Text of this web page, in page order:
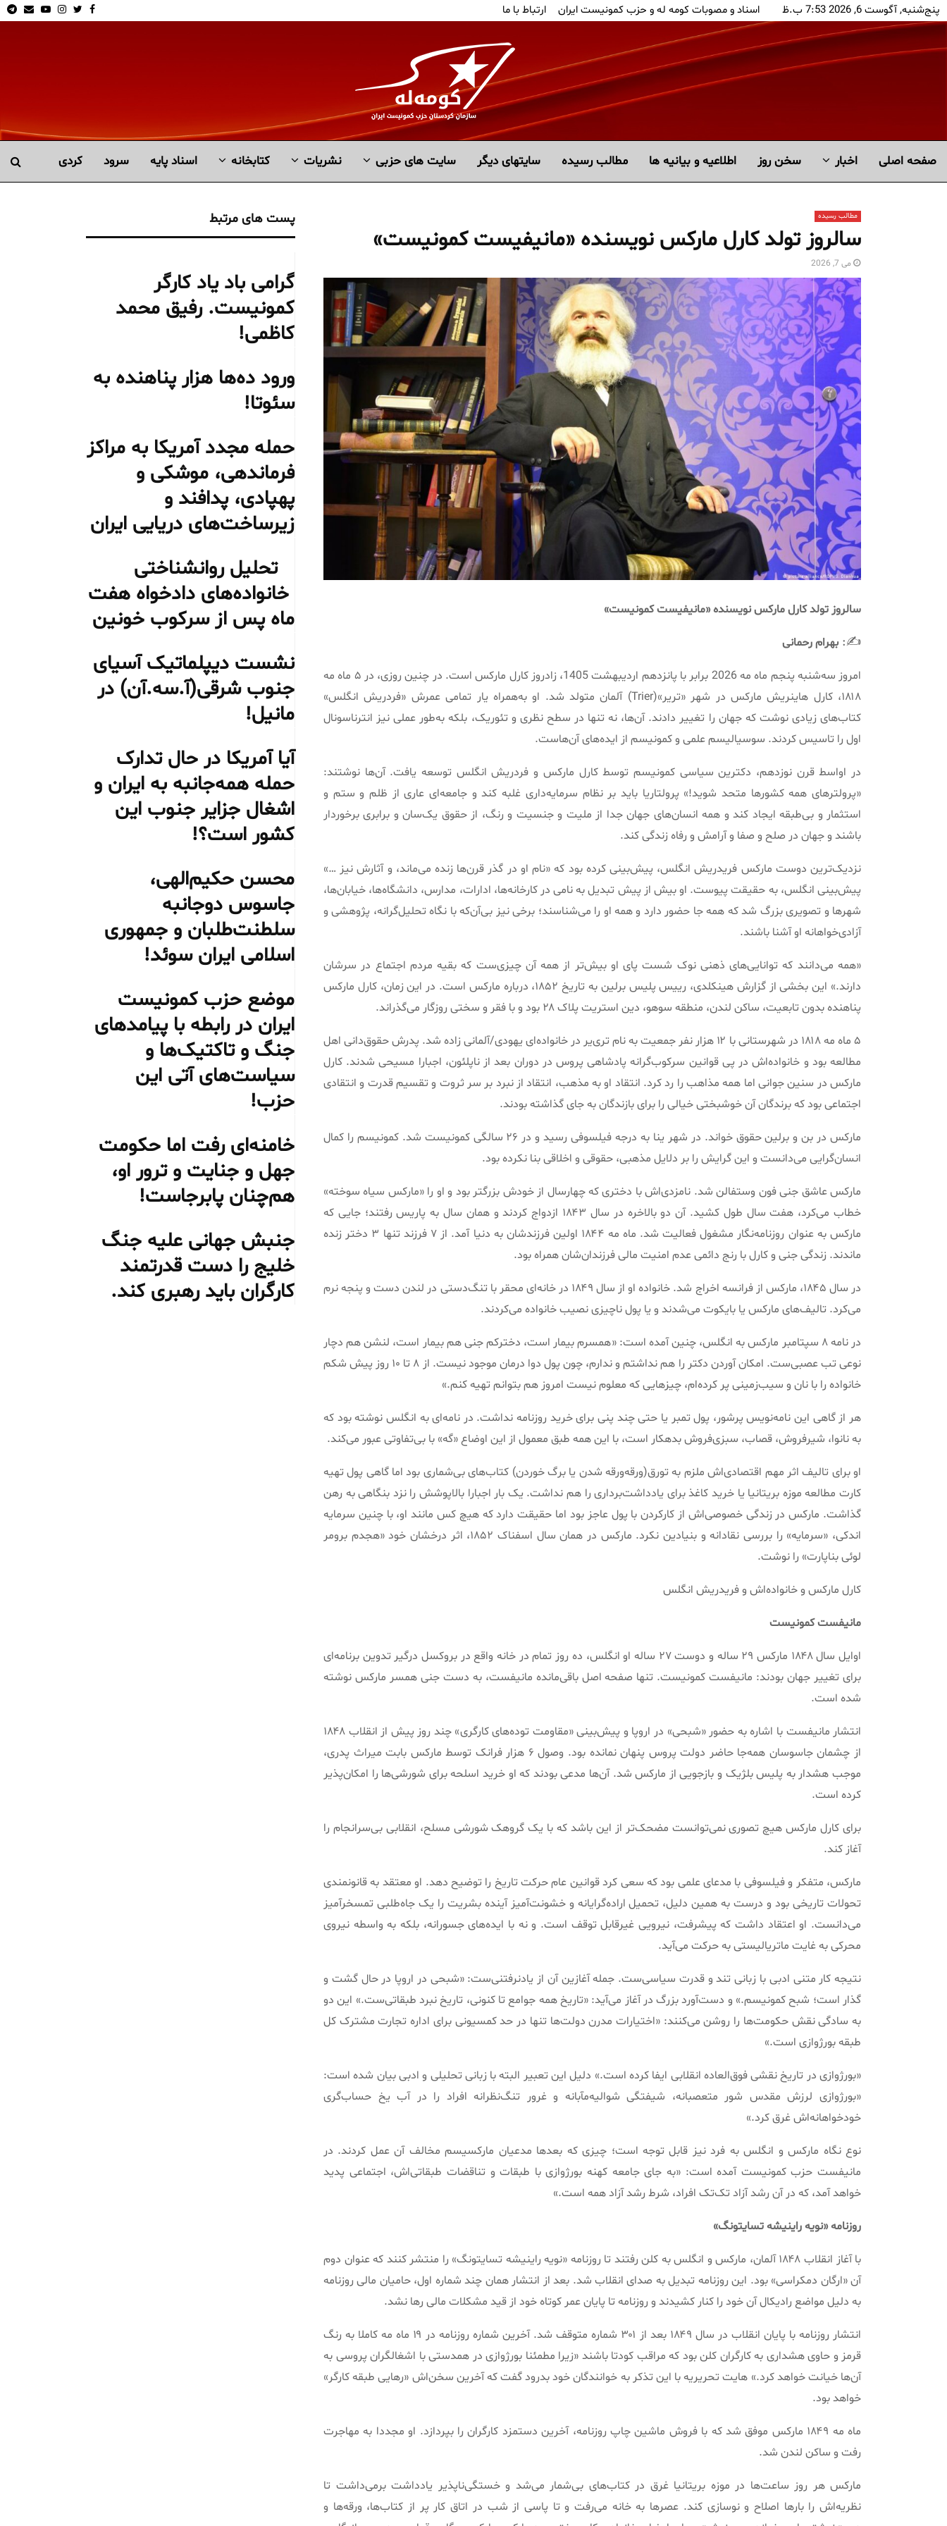
پنج‌شنبه, آگوست 6, 2026 7:53 ب.ظ اسناد و مصوبات کومه له و حزب کمونیست ایران ارتباط با ما Facebook
Twitter
Instagram
Youtube
Email
صفحه اصلی اخبار سخن روز اطلاعیه و بیانیه ها مطالب رسیده سايتهاى ديگر سایت های حزبی نشریات کتابخانە اسناد پایه سرود کردی
مطالب رسیده
سالروز تولد کارل مارکس نویسنده «مانیفیست کمونیست»
می 7, 2026
سالروزتولدکارلمارکسنویسنده«مانیفیستکمونیست»
✍️
: بهرامرحمانی
امروز سه‌شنبه پنجم ماه مه2026 برابر با پانزدهم اردیبهشت1405 ، زادروز کارل مارکس است.
در چنین روزی، در ۵ ماه مه
۱۸۱۸، کارل هاینریش مارکس در شهر
«تریر»(Trier) آلمان متولد شد. او به‌همراه یار تمامی عمرش «فردریش انگلس»
کتاب‌های زیادی نوشت که جهان را تغییر دادند.آن‌ها، نه تنها در سطح نظری و تئوریک، بلکه به‌طور عملی نیز انترناسونال
اول را تاسیس کردند. سوسیالیسم علمی و کمونیسم از ایده‌های آن‌هاست.
در اواسط قرن نوزدهم، دکترین سیاسی کمونیسم توسط کارل مارکس و فردریش انگلس توسعه یافت.آن‌ها نوشتند:
«پرولترهای همه کشورها متحد شوید!» پرولتاریا باید بر نظام سرمایه‌داری غلبه کند و جامعه‌ای عاری از ظلم و ستم و
استثمار و بی‌طبقه ایجاد کند و همه انسان‌های جهان جدا از ملیت و جنسیت و رنگ، از حقوق یک‌سان و برابری برخوردار
باشند و جهان در صلح و صفا و آرامش و رفاه زندگی کند.
نزدیک‌ترین دوست مارکس فریدریش انگلس، پیش‌بینی کرده بود که«نام او در گذر قرن‌ها زنده می‌ماند، و آثارش نیز …»
پیش‌بینی انگلس، به حقیقت پیوست. او بیش از پیش تبدیل به نامی در کارخانه‌ها، ادارات، مدارس، دانشگاه‌ها، خیابان‌ها،
شهرها و تصویری بزرگ شد که همه جا حضور دارد و همه او را می‌شناسند؛ برخی نیز بی‌آن‌که با نگاه تحلیل‌گرانه، پژوهشی و
آزادی‌خواهانه او آشنا باشند.
«همه می‌دانند که توانایی‌های ذهنی نوک شست پای او بیش‌تر از همه آن چیزی‌ست که بقیه مردم اجتماع در سرشان
دارند.» این بخشی از گزارش هینکلدی، رییس پلیس برلین به تاریخ ۱۸۵۲، درباره مارکس است . در این زمان، کارل مارکس
پناهنده بدون تابعیت، ساکن لندن، منطقه سوهو، دین استریت پلاک ۲۸ بود و با فقر و سختی روزگار می‌گذراند
.
۵ ماه مه ۱۸۱۸ در شهرستانی با ۱۲ هزار نفر جمعیت به نام تری‌یر در خانواده‌ای یهودی /آلمانی زاده شد. پدرش حقوق‌دانی اهل
مطالعه بود و خانواده‌اش در پی قوانین سرکوب‌گرانه پادشاهی پروس در دوران بعد از ناپلئون، اجبارا مسیحی شدند. کارل
مارکس در سنین جوانی اما همه مذاهب را رد کرد. انتقاد او به مذهب، انتقاد از نبرد بر سر ثروت و تقسیم قدرت و انتقادی
اجتماعی بود که برندگان آن خوشبختی خیالی را برای بازندگان به جای گذاشته بودند.
مارکس در بن و برلین حقوق خواند. در شهر ینا به درجه فیلسوفی رسید و در ۲۶ سالگی کمونیست شد .کمونیسم را کمال
انسان‌گرایی می‌دانست و این گرایش را بر دلایل مذهبی، حقوقی و اخلاقی بنا نکرده بود.
مارکس عاشق جنی فون وستفالن شد. نامزدی‌اش با دختری که چهارسال از خودش بزرگتر بود و او را «مارکس سیاه سوخته»
خطاب می‌کرد، هفت سال طول کشید.
آن دو بالاخره در سال ۱۸۴۳ ازدواج کردند و همان سال به پاریس رفتند؛ جایی که
مارکس به عنوان روزنامه‌نگار مشغول فعالیت شد. ماه مه ۱۸۴۴ اولین فرزندشان به دنیا آمد .
از ۷ فرزند تنها ۳ دختر زنده
ماندند. زندگی جنی و کارل با رنج دائمی عدم امنیت مالی فرزندان‌شان همراه بود.
در سال ۱۸۴۵، مارکس از فرانسه اخراج شد .
خانواده او از سال ۱۸۴۹ در خانه‌ای محقر با تنگ‌دستی در لندن دست و پنجه نرم
می‌کرد. تالیف‌های مارکس یا بایکوت می‌شدند و یا پول ناچیزی نصیب خانواده می‌کردند.
در نامه ۸ سپتامبر مارکس به انگلس، چنین آمده است : «همسرم بیمار است، دخترکم جنی هم بیمار است، لنشن هم دچار
نوعی تب عصبی‌ست. امکان آوردن دکتر را هم نداشتم و ندارم، چون پول دوا درمان موجود نیست.
از ۸ تا ۱۰ روز پیش شکم
خانواده را با نان و سیب‌زمینی پر کرده‌ام، چیزهایی که معلوم نیست امروز هم بتوانم تهیه کنم.»
هر از گاهی این نامه‌نویس پرشور، پول تمبر یا حتی چند پنی برای خرید روزنامه نداشت. در نامه‌‌‌ای به انگلس نوشته بود که
به نانوا، شیرفروش، قصاب، سبزی‌فروش بدهکار است، با این همه طبق معمول از این اوضاع«گه» با بی‌تفاوتی عبور می‌کند.
او برای تالیف اثر مهم اقتصادی‌اش ملزم به تورق‌(ورقه‌ورقه شدن یا برگ خوردن) کتاب‌های بی‌شماری‌ بود اما گاهی پول تهیه
کارت مطالعه موزه بریتانیا یا خرید کاغذ برای یادداشت‌برداری را هم نداشت. یک بار اجبارا بالاپوشش را نزد بنگاهی به رهن
گذاشت. مارکس در زندگی خصوصی‌اش از کارکردن با پول عاجز بود اما حقیقت دارد که هیچ کس مانند او، با چنین سرمایه
اندکی‌، «سرمایه» را بررسی نقادانه و بنیادین نکرد. مارکس در همان سال اسفناک ۱۸۵۲، اثر درخشان خود «هجدم برومر
لوئی بناپارت» را نوشت.
کارل مارکس و خانواده‌اش و فریدریش انگلس
مانیفستکمونیست
اوایل سال ۱۸۴۸ مارکس ۲۹ ساله و دوست ۲۷ ساله او انگلس، ده روز تمام در خانه واقع در بروکسل درگیر تدوین برنامه‌ای
برای تغییر جهان بودند: مانیفست کمونیست. تنها صفحه اصل باقی‌مانده مانیفست، به دست جنی همسر مارکس نوشته
شده است.
انتشار مانیفست با اشاره به حضور «شبحی» در اروپا و پیش‌بینی«مقاومت توده‌های کارگری»
چند روز پیش از انقلاب ۱۸۴۸
از چشمان جاسوسان همه‌جا حاضر دولت پروس پنهان نمانده بود.
وصول ۶ هزار فرانک توسط مارکس بابت میراث پدری،
موجب هشدار به پلیس بلژیک و بازجویی از مارکس شد.آن‌ها مدعی بودند که او خرید اسلحه برای شورشی‌ها را امکان‌پذیر
کرده است.
برای کارل مارکس هیچ تصوری نمی‌توانست مضحک‌تر از این باشد که با یک گروهک شورشی مسلح، انقلابی بی‌سرانجام را
آغاز کند.
مارکس، متفکر و فیلسوفی با مدعای علمی بود که سعی کرد قوانین عام حرکت تاریخ را توضیح دهد. او معتقد به قانونمندی
تحولات تاریخی بود و درست به همین دلیل، تحمیل اراده‌گرایانه و خشونت‌آمیز آینده بشریت را یک جاه‌طلبی تمسخرآمیز
می‌دانست. او اعتقاد داشت که پیشرفت، نیرویی غیرقابل توقف است. و نه با ایده‌های جسورانه، بلکه به واسطه نیروی
محرکی به غایت ماتریالیستی به حرکت می‌آید.
نتیجه کار متنی ادبی با زبانی تند و قدرت سیاسی‌ست. جمله آغازین آن از یادنرفتنی‌ست: «شبحی در اروپا در حال گشت و
گذار است؛ شبح کمونیسم.» و دست‌آورد بزرگ در آغاز می‌آید: «تاریخ همه جوامع تا کنونی، تاریخ نبرد طبقاتی‌ست.» این دو
به سادگی نقش حکومت‌ها را روشن می‌کنند: «اختیارات مدرن دولت‌ها تنها در حد کمسیونی برای اداره تجارت مشترک کل
طبقه بورژوازی است.»
«بورژوازی در تاریخ نقشی فوق‌العاده انقلابی ایفا کرده است.» دلیل این تعبیر البته با زبانی تحلیلی و ادبی بیان شده است:
«بورژوازی لرزش مقدس شور متعصبانه، شیفتگی شواليه‌مآبانه و غرور تنگ‌نظرانه افراد را در آب يخ حساب‌گری
خودخواهانه‌اش غرق کرد.»
نوع نگاه مارکس و انگلس به فرد نیز قابل توجه است؛ چیزی که بعدها مدعیان مارکسیسم مخالف آن عمل کردند. در
مانیفست حزب کمونیست آمده است: «به جای جامعه کهنه بورژوازی با طبقات و تناقضات طبقاتی‌اش، اجتماعی پدید
خواهد آمد، که در آن رشد آزاد تک‌تک افراد، شرط رشد آزاد همه است.»
روزنامه«نویه راینیشه تسایتونگ»
با آغاز انقلاب ۱۸۴۸ آلمان، مارکس و انگلس به کلن رفتند تا روزنامه «نویه راینیشه تسایتونگ» را منتشر کنند که عنوان دوم
آن«ارگان دمکراسی»بود. این روزنامه تبدیل به صدای انقلاب شد. بعد از انتشار همان چند شماره اول، حامیان مالی روزنامه
به دلیل مواضع رادیکال آن خود را کنار کشیدند و روزنامه تا پایان عمر کوتاه خود از قید مشکلات مالی رها نشد.
انتشار روزنامه با پایان انقلاب در سال ۱۸۴۹ بعد از ۳۰۱ شماره متوقف شد .
آخرین شماره روزنامه در ۱۹ ماه مه کاملا به رنگ
قرمز و حاوی هشداری به کارگران کلن بود که مراقب کودتا باشند «زیرا مطمئنا بورژوازی در همدستی با اشغالگران پروسی به
آن‌ها خیانت خواهد کرد.» هایت تحریریه با این تذکر به خوانندگان خود بدرود گفت که آخرین سخن‌اش «رهایی طبقه کارگر»
خواهد بود.
ماه مه ۱۸۴۹ مارکس موفق شد که با فروش ماشین چاپ روزنامه، آخرین دستمزد کارگران را بپردازد . او مجددا به مهاجرت
رفت و ساکن لندن شد.
مارکس هر روز ساعت‌ها در موزه بریتانیا غرق در کتاب‌های بی‌شمار می‌شد و خستگی‌ناپذیر یادداشت برمی‌داشت تا
نظریه‌اش را بارها اصلاح و نوسازی کند. عصرها به خانه می‌رفت و تا پاسی از شب در اتاق کار پر از کتاب‌ها، ورقه‌ها و
پست های مرتبط
گرامی باد یاد کارگر
کمونیست. رفیق محمد
کاظمی!
ورود ده‌ها هزار پناهنده به
سئوتا!
حمله مجدد آمریکا به مراکز
فرماندهی، موشکی و
پهپادی، پدافند و
زیرساخت‌های دریایی ایران
تحلیل روانشناختی
خانواده‌های دادخواه هفت
ماه پس از سرکوب خونین
نشست دیپلماتیک آسیای
جنوب شرقی‌(آ.سه.آن) در
مانیل!
آیا آمریکا در حال تدارک
حمله همه‌جانبه به ایران و
اشغال جزایر جنوب این
کشور است؟!
محسن حکیم‌الهی،
جاسوس دوجانبه
سلطنت‌طلبان و جمهوری
اسلامی ایران سوئد!
موضع حزب کمونیست
ایران در رابطه با پیامدهای
جنگ و تاکتیک‌ها و
سیاست‌های آتی این
حزب!
خامنه‌ای رفت اما حکومت
جهل و جنایت و ترور او،
هم‌چنان پابرجاست!
جنبش جهانی علیه جنگ
خلیج را دست قدرتمند
کارگران باید رهبری کند.